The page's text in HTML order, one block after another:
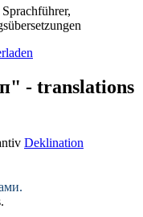
- translations
Deklination
.
.